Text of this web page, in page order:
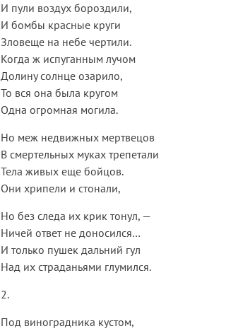
И пули воздух бороздили,
И бомбы красные круги
Зловеще на небе чертили.
Когда ж испуганным лучом
Долину солнце озарило,
То вся она была кругом
Одна огромная могила.
Но меж недвижных мертвецов
В смертельных муках трепетали
Тела живых еще бойцов.
Они хрипели и стонали,
Но без следа их крик тонул, —
Ничей ответ не доносился…
И только пушек дальний гул
Над их страданьями глумился.
2.
Под виноградника кустом,